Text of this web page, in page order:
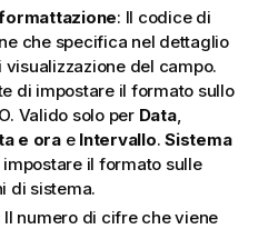
: Il codice di
che specifica nel dettaglio
del campo.
di impostare il formato sullo
Valido solo per Data,
e orae Intervallo. Sistema
il formato sulle
di sistema.
Il numero di cifre che viene